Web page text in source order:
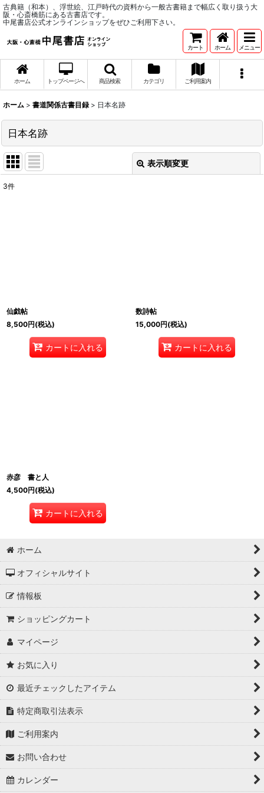
古典籍（和本）、浮世絵、江戸時代の資料から一般古書籍まで幅広く取り扱う大
阪・心斎橋筋にある古書店です。
中尾書店公式オンラインショップをぜひご利用下さい。
カート ホーム メニュー
ホーム トップページへ 商品検索 カテゴリ ご利用案内
ホーム > 書道関係古書目録 > 日本名跡
日本名跡
表示順変更
3件
仙戯帖
8,500円(税込)
カートに入れる
数詩帖
15,000円(税込)
カートに入れる
赤彦 書と人
4,500円(税込)
カートに入れる
ホーム
オフィシャルサイト
情報板
ショッピングカート
マイページ
お気に入り
最近チェックしたアイテム
特定商取引法表示
ご利用案内
お問い合わせ
カレンダー